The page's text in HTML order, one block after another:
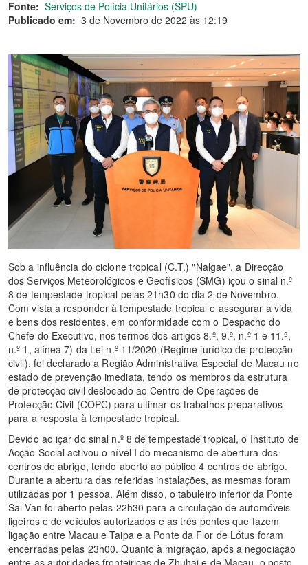
Fonte: Serviços de Polícia Unitários (SPU)
Publicado em: 3 de Novembro de 2022 às 12:19
Sob a influência do ciclone tropical (C.T.) "Nalgae", a Direcção
dos Serviços Meteorológicos e Geofísicos (SMG) içou o sinal n.º
8 de tempestade tropical pelas 21h30 do dia 2 de Novembro.
Com vista a responder à tempestade tropical e assegurar a vida
e bens dos residentes, em conformidade com o Despacho do
Chefe do Executivo, nos termos dos artigos 8.º, 9.º, n.º 1 e 11.º,
n.º 1, alínea 7) da Lei n.º 11/2020 (Regime jurídico de protecção
civil), foi declarado a Região Administrativa Especial de Macau no
estado de prevenção imediata, tendo os membros da estrutura
de protecção civil deslocado ao Centro de Operações de
Protecção Civil (COPC) para ultimar os trabalhos preparativos
para a resposta à tempestade tropical.
Devido ao içar do sinal n.º 8 de tempestade tropical, o Instituto de
Acção Social activou o nível I do mecanismo de abertura dos
centros de abrigo, tendo aberto ao público 4 centros de abrigo.
Durante a abertura das referidas instalações, as mesmas foram
utilizadas por 1 pessoa. Além disso, o tabuleiro inferior da Ponte
Sai Van foi aberto pelas 22h30 para a circulação de automóveis
ligeiros e de veículos autorizados e as três pontes que fazem
ligação entre Macau e Taipa e a Ponte da Flor de Lótus foram
encerradas pelas 23h00. Quanto à migração, após a negociação
entre as autoridades fronteiriças de Zhuhai e de Macau, o posto